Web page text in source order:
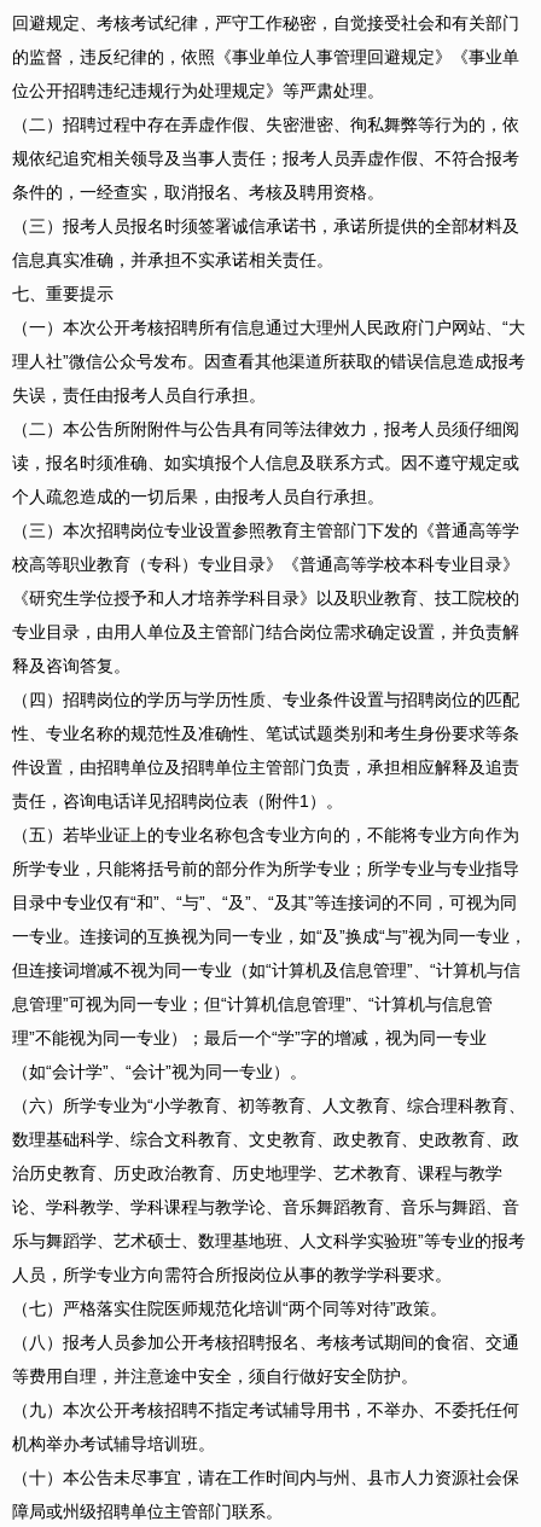
回避规定、考核考试纪律，严守工作秘密，自觉接受社会和有关部门
的监督，违反纪律的，依照《事业单位人事管理回避规定》《事业单
位公开招聘违纪违规行为处理规定》等严肃处理。
（二）招聘过程中存在弄虚作假、失密泄密、徇私舞弊等行为的，依
规依纪追究相关领导及当事人责任；报考人员弄虚作假、不符合报考
条件的，一经查实，取消报名、考核及聘用资格。
（三）报考人员报名时须签署诚信承诺书，承诺所提供的全部材料及
信息真实准确，并承担不实承诺相关责任。
七、重要提示
（一）本次公开考核招聘所有信息通过大理州人民政府门户网站、“大
理人社”微信公众号发布。因查看其他渠道所获取的错误信息造成报考
失误，责任由报考人员自行承担。
（二）本公告所附附件与公告具有同等法律效力，报考人员须仔细阅
读，报名时须准确、如实填报个人信息及联系方式。因不遵守规定或
个人疏忽造成的一切后果，由报考人员自行承担。
（三）本次招聘岗位专业设置参照教育主管部门下发的《普通高等学
校高等职业教育（专科）专业目录》《普通高等学校本科专业目录》
《研究生学位授予和人才培养学科目录》以及职业教育、技工院校的
专业目录，由用人单位及主管部门结合岗位需求确定设置，并负责解
释及咨询答复。
（四）招聘岗位的学历与学历性质、专业条件设置与招聘岗位的匹配
性、专业名称的规范性及准确性、笔试试题类别和考生身份要求等条
件设置，由招聘单位及招聘单位主管部门负责，承担相应解释及追责
责任，咨询电话详见招聘岗位表（附件1）。
（五）若毕业证上的专业名称包含专业方向的，不能将专业方向作为
所学专业，只能将括号前的部分作为所学专业；所学专业与专业指导
目录中专业仅有“和”、“与”、“及”、“及其”等连接词的不同，可视为同
一专业。连接词的互换视为同一专业，如“及”换成“与”视为同一专业，
但连接词增减不视为同一专业（如“计算机及信息管理”、“计算机与信
息管理”可视为同一专业；但“计算机信息管理”、“计算机与信息管
理”不能视为同一专业）；最后一个“学”字的增减，视为同一专业
（如“会计学”、“会计”视为同一专业）。
（六）所学专业为“小学教育、初等教育、人文教育、综合理科教育、
数理基础科学、综合文科教育、文史教育、政史教育、史政教育、政
治历史教育、历史政治教育、历史地理学、艺术教育、课程与教学
论、学科教学、学科课程与教学论、音乐舞蹈教育、音乐与舞蹈、音
乐与舞蹈学、艺术硕士、数理基地班、人文科学实验班”等专业的报考
人员，所学专业方向需符合所报岗位从事的教学学科要求。
（七）严格落实住院医师规范化培训“两个同等对待”政策。
（八）报考人员参加公开考核招聘报名、考核考试期间的食宿、交通
等费用自理，并注意途中安全，须自行做好安全防护。
（九）本次公开考核招聘不指定考试辅导用书，不举办、不委托任何
机构举办考试辅导培训班。
（十）本公告未尽事宜，请在工作时间内与州、县市人力资源社会保
障局或州级招聘单位主管部门联系。